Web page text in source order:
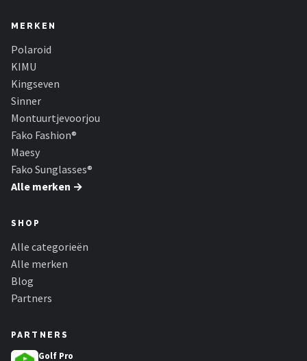
MERKEN
Polaroid
KIMU
Kingseven
Sinner
Montuurtjevoorjou
Fako Fashion®
Maesy
Fako Sunglasses®
Alle merken →
SHOP
Alle categorieën
Alle merken
Blog
Partners
PARTNERS
Golf Pro